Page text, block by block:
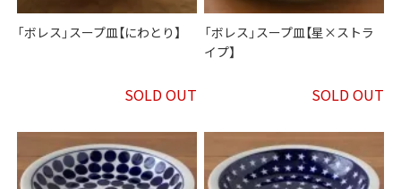
「ボレス」スープ皿【にわとり】
SOLD OUT
「ボレス」スープ皿【星×ストラ
イプ】
SOLD OUT